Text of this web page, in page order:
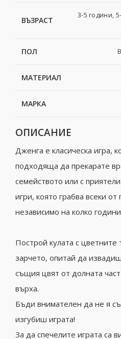
ВЪЗРАСТ
3-5 години,
ПОЛ
МАТЕРИАЛ
МАРКА
ОПИСАНИЕ
Дженга е класическа игра,
подходяща да прекарате
семейството или с
игри, която грабва всеки
независимо на колко
Построй кулата с цветните
зарчето, опитай да
същия цвят от долната
върха.
Бъди внимателен да не я
изгубиш играта!
За да спечелите играта са